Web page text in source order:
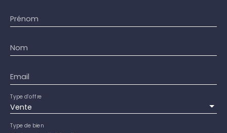
Prénom
Nom
Email
Vente
Type d'offre
Type de bien